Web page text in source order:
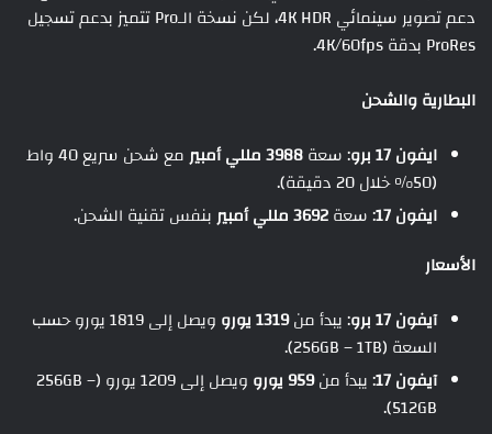
دعم تصوير سينمائي 4K HDR، لكن نسخة الـPro تتميز بدعم تسجيل
ProRes بدقة 4K/60fps.
البطارية والشحن
ايفون 17 برو
: سعة3988 مللي أمبير
مع شحن سريع 40 واط
(50% خلال 20 دقيقة).
ايفون 17
: سعة3692 مللي أمبير
بنفس تقنية الشحن.
الأسعار
آيفون 17 برو
: يبدأ من1319 يورو
ويصل إلى 1819 يورو حسب
السعة (256GB – 1TB).
آيفون 17
: يبدأ من959 يورو
ويصل إلى 1209 يورو (256GB –
512GB).